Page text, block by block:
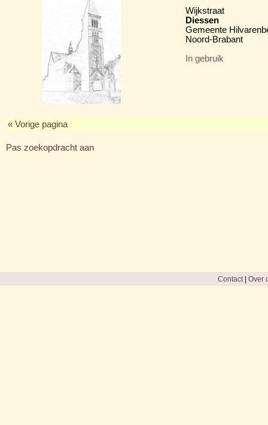
Wijkstraat
Diessen
Gemeente
Noord-Brabant
In gebruik
« Vorige pagina
Pas zoekopdracht aan
Contact| Over